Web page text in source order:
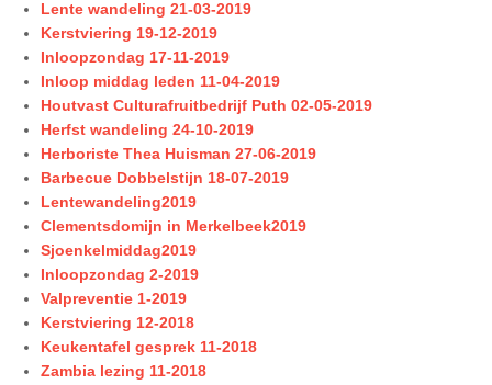
Lente wandeling 21-03-2019
Kerstviering 19-12-2019
Inloopzondag 17-11-2019
Inloop middag leden 11-04-2019
Houtvast Culturafruitbedrijf Puth 02-05-2019
Herfst wandeling 24-10-2019
Herboriste Thea Huisman 27-06-2019
Barbecue Dobbelstijn 18-07-2019
Lentewandeling2019
Clementsdomijn in Merkelbeek2019
Sjoenkelmiddag2019
Inloopzondag 2-2019
Valpreventie 1-2019
Kerstviering 12-2018
Keukentafel gesprek 11-2018
Zambia lezing 11-2018